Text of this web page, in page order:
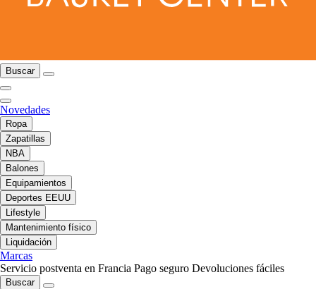
Buscar
Novedades
Ropa
Zapatillas
NBA
Balones
Equipamientos
Deportes EEUU
Lifestyle
Mantenimiento físico
Liquidación
Marcas
Servicio postventa en Francia Pago seguro Devoluciones fáciles
Buscar